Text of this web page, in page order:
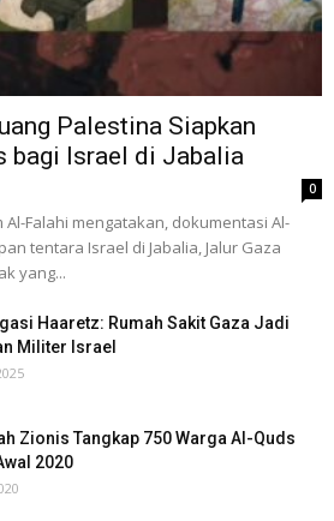
Palestina Siapkan
bagi Israel di Jabalia
0
Falahi mengatakan, dokumentasi Al-
tentara Israel di Jabalia, Jalur Gaza
yang...
Haaretz: Rumah Sakit Gaza Jadi
Militer Israel
Zionis Tangkap 750 Warga Al-Quds
2020